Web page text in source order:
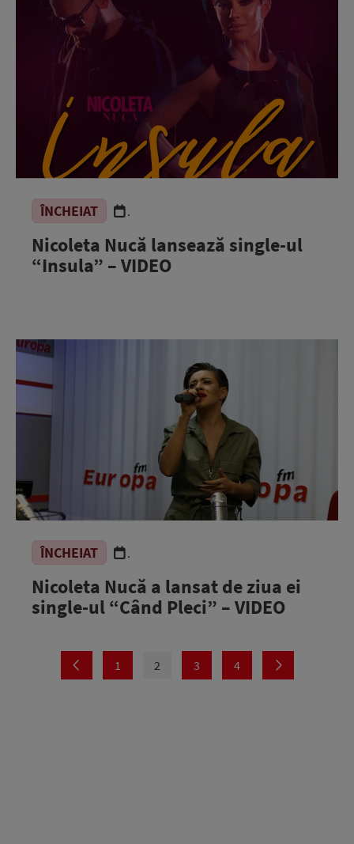
ÎNCHEIAT .
Nicoleta Nucă lansează single-ul
“Insula” – VIDEO
ÎNCHEIAT .
Nicoleta Nucă a lansat de ziua ei
single-ul “Când Pleci” – VIDEO
1 2 3 4